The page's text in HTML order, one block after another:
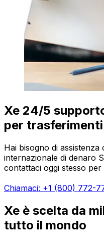
Xe 24/5
per trasferimenti
Hai bisogno di
internazionale di denaro
contattaci oggi stesso
Chiamaci: +1 (800) 772-
Xe è scelta da
tutto il mondo